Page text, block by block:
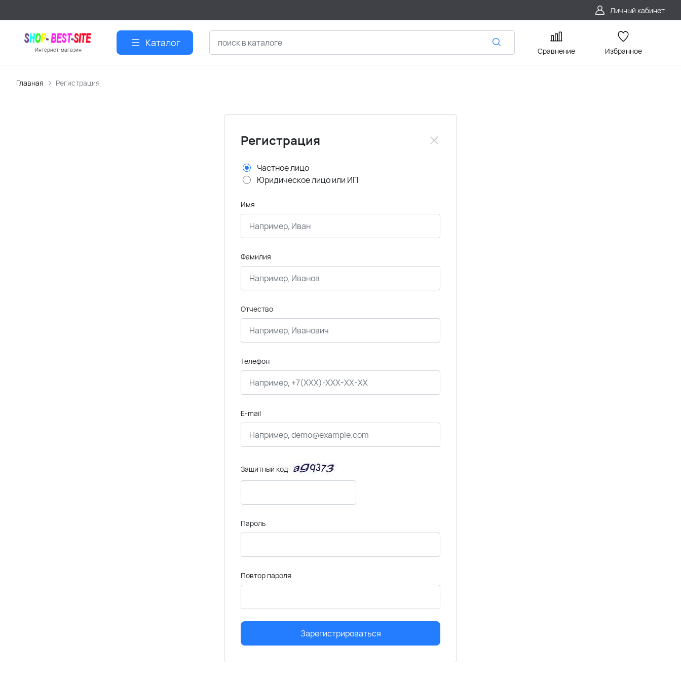
Личный кабинет
Интернет-магазин
Каталог
Сравнение Избранное
Главная Регистрация
Регистрация
Частное лицо
Юридическое лицо или ИП
Имя
Фамилия
Отчество
Телефон
E-mail
Защитный код
Пароль
Повтор пароля
Зарегистрироваться